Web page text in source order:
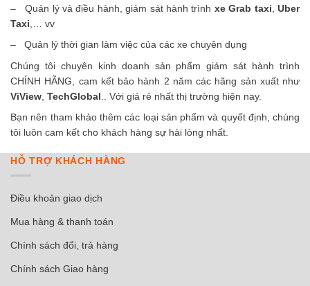
– Quản lý và điều hành, giám sát hành trình xe Grab taxi ,Uber
Taxi ,… vv
– Quản lý thời gian làm việc của các xe chuyên dụng
Chúng tôi chuyên kinh doanh sản phẩm giám sát hành trình
CHÍNH HÃNG, cam kết bảo hành 2 năm các hãng sản xuất như
ViView TechGlobal .. Với giá rẻ nhất thị trường hiện nay.
Bạn nên tham khảo thêm các loại sản phẩm và quyết định, chúng
tôi luôn cam kết cho khách hàng sự hài lòng nhất.
HỖ TRỢ KHÁCH HÀNG
Điều khoản giao dịch
Mua hàng & thanh toán
Chính sách đổi, trả hàng
Chính sách Giao hàng